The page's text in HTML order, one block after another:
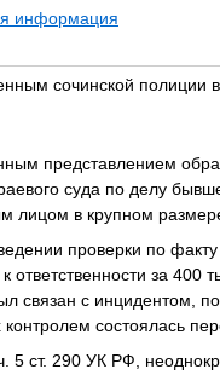
информация
сочинской полиции
представлением
суда по делу
лицом в крупном
проверки по
за 400
с инцидентом,
состоялась
ст. 290 УК РФ,